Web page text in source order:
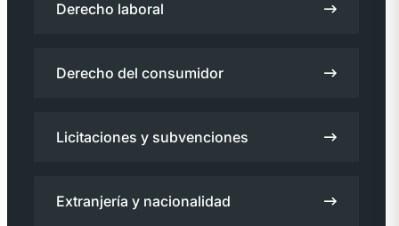
Derecho laboral
Derecho del consumidor
Licitaciones y subvenciones
Extranjería y nacionalidad